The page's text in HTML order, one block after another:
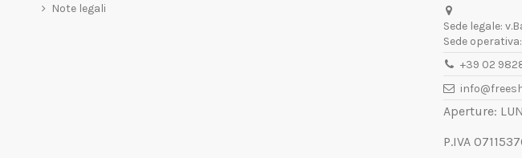
Note legali
Sede legale:
Sede
+39 02
Aperture:
P.IVA